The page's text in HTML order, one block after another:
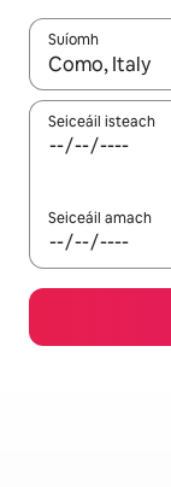
Suíomh
Nuair a bheidh
Seiceáil isteach
Seiceáil amach